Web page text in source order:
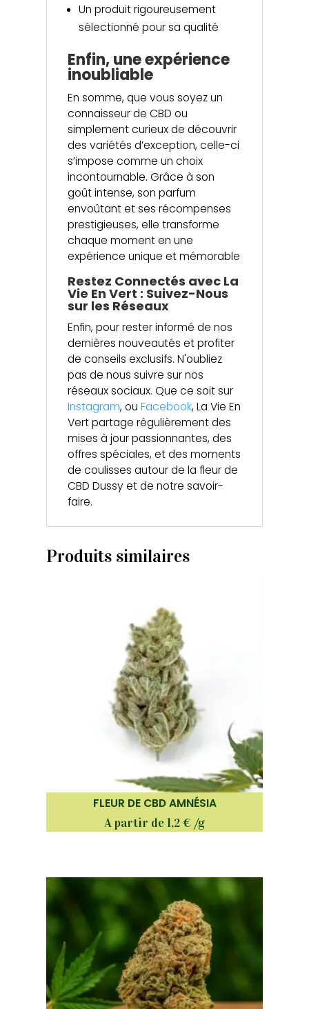
Un produit rigoureusement
sélectionné pour sa qualité
Enfin, une expérience
inoubliable
En somme, que vous soyez un
connaisseur de CBD ou
simplement curieux de découvrir
des variétés d’exception, celle-ci
s’impose comme un choix
incontournable. Grâce à son
goût intense, son parfum
envoûtant et ses récompenses
prestigieuses, elle transforme
chaque moment en une
expérience unique et mémorable
Restez Connectés avec La
Vie En Vert : Suivez-Nous
sur les Réseaux
Enfin, pour rester informé de nos
dernières nouveautés et profiter
de conseils exclusifs. N'oubliez
pas de nous suivre sur nos
réseaux sociaux. Que ce soit sur
Instagram, ouFacebook, La Vie En
Vert partage régulièrement des
mises à jour passionnantes, des
offres spéciales, et des moments
de coulisses autour de la fleur de
CBD Dussy et de notre savoir-
faire.
Produits similaires
FLEUR DE CBD AMNÉSIA
A partir de 1,2 € /g